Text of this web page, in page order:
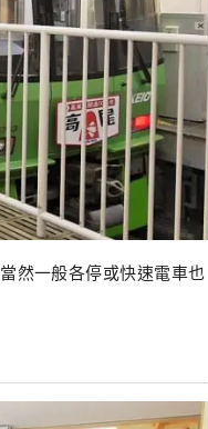
然一般各停或快速電車也